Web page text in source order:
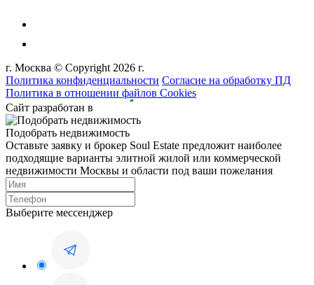
г. Москва © Copyright 2026 г.
Политика конфиденциальности Согласие на обработку ПД
Политика в отношении файлов Cookies
Сайт разработан в
Подобрать недвижимость
Оставьте заявку и брокер Soul Estate предложит наиболее
подходящие варианты элитной жилой или коммерческой
недвижимости Москвы и области под ваши пожелания
Выберите мессенджер